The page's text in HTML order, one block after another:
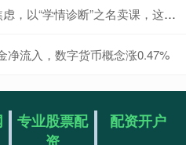
名卖课，这个暑假还给孩子了吗？｜记者帮·身边事
净流入，数字货币概念涨0.47%
专业股票配
配资开户